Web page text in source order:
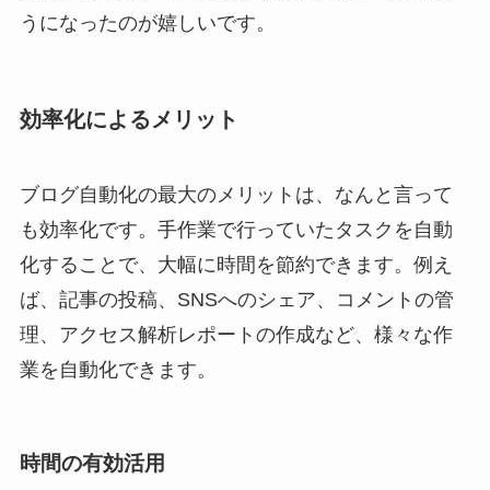
うになったのが嬉しいです。
効率化によるメリット
ブログ自動化の最大のメリットは、なんと言って
も効率化です。手作業で行っていたタスクを自動
化することで、大幅に時間を節約できます。例え
ば、記事の投稿、SNSへのシェア、コメントの管
理、アクセス解析レポートの作成など、様々な作
業を自動化できます。
時間の有効活用